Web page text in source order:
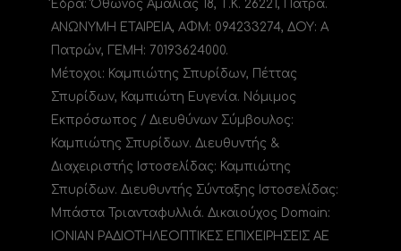
Έδρα: Όθωνος Αμαλίας 18, Τ.Κ. 26221, Πάτρα.
ΑΝΩΝΥΜΗ ΕΤΑΙΡΕΙΑ, ΑΦΜ: 094233274, ΔΟΥ: A
Πατρών, ΓΕΜΗ: 70193624000.
Μέτοχοι: Καμπιώτης Σπυρίδων, Πέττας
Σπυρίδων, Καμπιώτη Ευγενία. Νόμιμος
Εκπρόσωπος / Διευθύνων Σύμβουλος:
Καμπιώτης Σπυρίδων. Διευθυντής &
Διαχειριστής Ιστοσελίδας: Καμπιώτης
Σπυρίδων. Διευθυντής Σύνταξης Ιστοσελίδας:
Μπάστα Τριανταφυλλιά. Δικαιούχος Domain:
ΙΟΝΙΑΝ ΡΑΔΙΟΤΗΛΕΟΠΤΙΚΕΣ ΕΠΙΧΕΙΡΗΣΕΙΣ ΑΕ